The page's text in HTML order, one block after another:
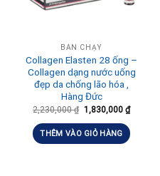
BÁN CHẠY
Collagen Elasten 28 ống –
Collagen dạng nước uống
đẹp da chống lão hóa ,
Hàng Đức
2,230,000₫ 1,830,000 ₫
THÊM VÀO GIỎ HÀNG